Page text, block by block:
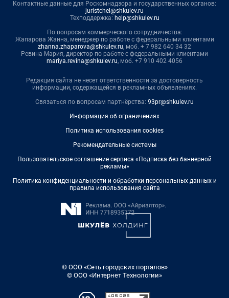
Контактные данные для Роскомнадзора и государственных органов:
juristchel@shkulev.ru
Техподдержка: help@shkulev.ru
По вопросам коммерческого сотрудничества:
Жапарова Жанна, менеджер по работе с федеральными клиентами
zhanna.zhaparova@shkulev.ru, моб. + 7 982 640 34 32
Ревина Мария, директор по работе с федеральными клиентами
mariya.revina@shkulev.ru, моб. +7 910 402 4056
Редакция сайта не несет ответственности за достоверность
информации, содержащейся в рекламных объявлениях.
Связаться по вопросам партнёрства: 93pr@shkulev.ru
Информация об ограничениях
Политика использования cookies
Рекомендательные системы
Пользовательское соглашение сервиса «Подписка без баннерной
рекламы»
Политика конфиденциальности и обработки персональных данных и
правила использования сайта
© ООО «Сеть городских порталов»
© ООО «Интернет Технологии»